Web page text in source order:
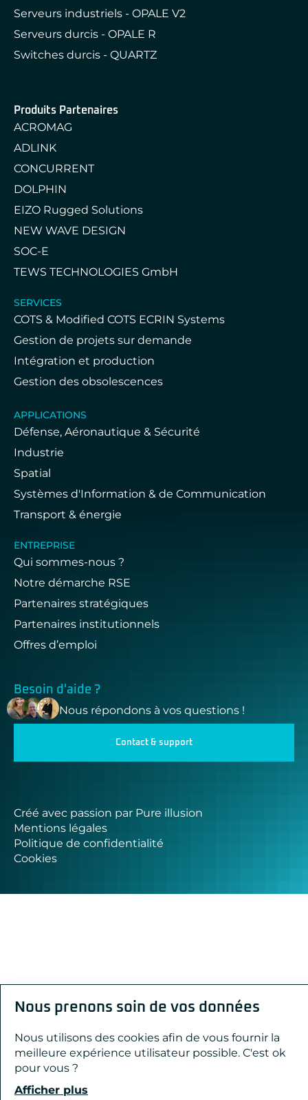
Serveurs industriels - OPALE V2
Serveurs durcis - OPALE R
Switches durcis - QUARTZ
Produits Partenaires
ACROMAG
ADLINK
CONCURRENT
DOLPHIN
EIZO Rugged Solutions
NEW WAVE DESIGN
SOC-E
TEWS TECHNOLOGIES GmbH
SERVICES
COTS & Modified COTS ECRIN Systems
Gestion de projets sur demande
Intégration et production
Gestion des obsolescences
APPLICATIONS
Défense, Aéronautique & Sécurité
Industrie
Spatial
Systèmes d'Information & de Communication
Transport & énergie
ENTREPRISE
Qui sommes-nous ?
Notre démarche RSE
Partenaires stratégiques
Partenaires institutionnels
Offres d’emploi
Besoin d'aide ?
Nous répondons à vos questions !
Contact & support
Créé avec passion par Pure illusion
Mentions légales
Politique de confidentialité
Cookies
Nous prenons soin de vos données
Nous utilisons des cookies afin de vous fournir la
meilleure expérience utilisateur possible. C'est ok
pour vous ?
Afficher plus